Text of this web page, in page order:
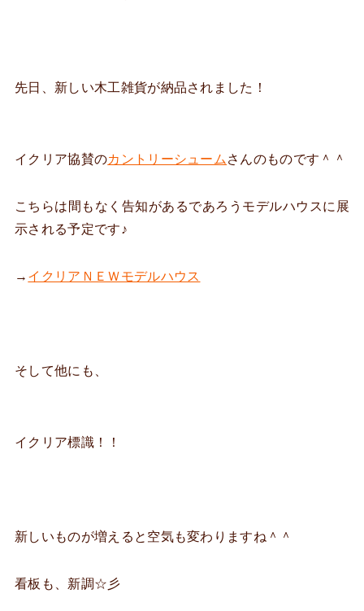
先日、新しい木工雑貨が納品されました！
イクリア協賛のカントリーシューム さんのものです＾＾
こちらは間もなく告知があるであろうモデルハウスに展
示される予定です♪
→ イクリアＮＥＷモデルハウス
そして他にも、
イクリア標識！！
新しいものが増えると空気も変わりますね＾＾
看板も、新調☆彡